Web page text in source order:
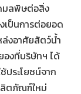
มลพิษต่อสิ่ง
เป็นการต่อยอด
ล่งอาศัยสัตว์น้ำ
องที่บริษัทฯ ได้
ประโยชน์จาก
ลิตภัณฑ์ใหม่